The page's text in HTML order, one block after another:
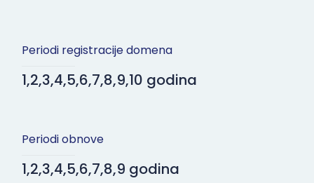
Periodi registracije domena
1,2,3,4,5,6,7,8,9,10 godina
Periodi obnove
1,2,3,4,5,6,7,8,9 godina